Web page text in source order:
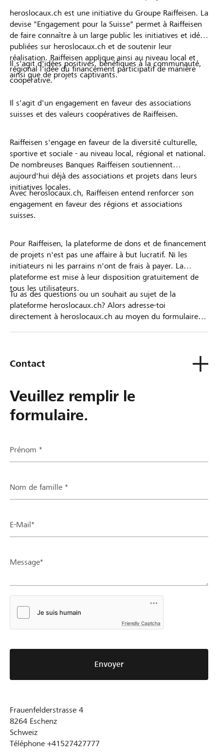
heroslocaux.ch est une initiative du Groupe Raiffeisen. La
devise "Engagement pour la Suisse" permet à Raiffeisen
de faire connaître à un large public les initiatives et idées
publiées sur heroslocaux.ch et de soutenir leur
réalisation. Raiffeisen applique ainsi au niveau local et
régional l'idée du financement participatif de manière
coopérative.
Il s'agit d'idées positives, bénéfiques à la communauté,
ainsi que de projets captivants.
Il s'agit d'un engagement en faveur des associations
suisses et des valeurs coopératives de Raiffeisen.
Raiffeisen s'engage en faveur de la diversité culturelle,
sportive et sociale - au niveau local, régional et national.
De nombreuses Banques Raiffeisen soutiennent
aujourd'hui déjà des associations et projets dans leurs
initiatives locales.
Avec heroslocaux.ch, Raiffeisen entend renforcer son
engagement en faveur des régions et associations
suisses.
Pour Raiffeisen, la plateforme de dons et de financement
de projets n'est pas une affaire à but lucratif. Ni les
initiateurs ni les parrains n'ont de frais à payer. La
plateforme est mise à leur disposition gratuitement de
tous les utilisateurs.
Tu as des questions ou un souhait au sujet de la
plateforme heroslocaux.ch? Alors adresse-toi
directement à heroslocaux.ch au moyen du formulaire
Contact
Veuillez remplir le
formulaire.
Prénom *
Nom de famille *
E-Mail*
Message*
Friendly Captcha
Envoyer
Frauenfelderstrasse 4
8264 Eschenz
Schweiz
Téléphone +41527427777